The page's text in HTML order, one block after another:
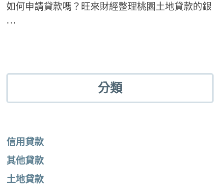
如何申請貸款嗎？旺來財經整理桃園土地貸款的銀
…
分類
信用貸款
其他貸款
土地貸款